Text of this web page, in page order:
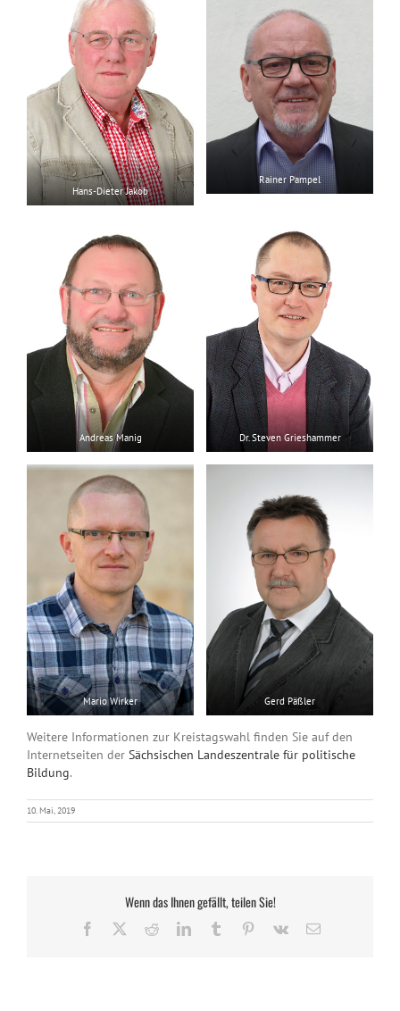
Hans-Dieter Jakob
Rainer Pampel
Andreas Manig Dr. Steven Grieshammer
Mario Wirker Gerd Päßler
Weitere Informationen zur Kreistagswahl finden Sie auf den
Internetseiten der Sächsischen Landeszentrale für politische
Bildung.
10. Mai, 2019
Wenn das Ihnen gefällt, teilen Sie!
Facebook RedditLinkedInTumblr Pinterest
Vk
E-